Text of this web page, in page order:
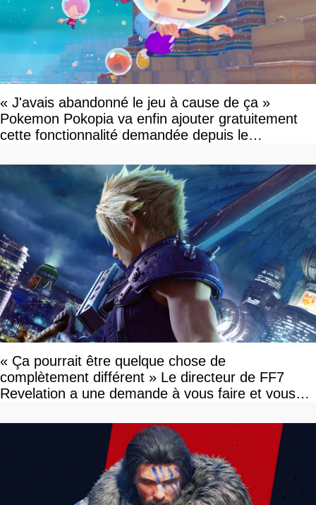
« J'avais abandonné le jeu à cause de ça »
Pokemon Pokopia va enfin ajouter gratuitement
cette fonctionnalité demandée depuis le
« Ça pourrait être quelque chose de
complètement différent » Le directeur de FF7
Revelation a une demande à vous faire et vous